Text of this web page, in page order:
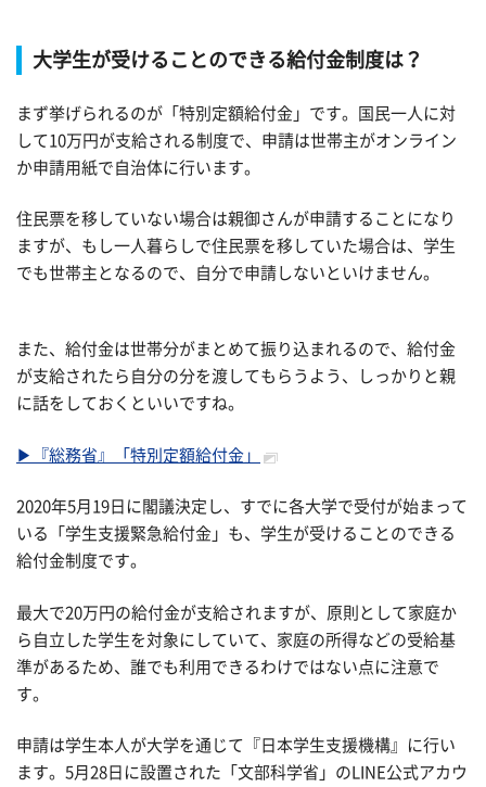
大学生が受けることのできる給付金制度は？
まず挙げられるのが「特別定額給付金」です。国民一人に対
して10万円が支給される制度で、申請は世帯主がオンライン
か申請用紙で自治体に行います。
住民票を移していない場合は親御さんが申請することになり
ますが、もし一人暮らしで住民票を移していた場合は、学生
でも世帯主となるので、自分で申請しないといけません。
また、給付金は世帯分がまとめて振り込まれるので、給付金
が支給されたら自分の分を渡してもらうよう、しっかりと親
に話をしておくといいですね。
▶『総務省』「特別定額給付金」
2020年5月19日に閣議決定し、すでに各大学で受付が始まって
いる「学生支援緊急給付金」も、学生が受けることのできる
給付金制度です。
最大で20万円の給付金が支給されますが、原則として家庭か
ら自立した学生を対象にしていて、家庭の所得などの受給基
準があるため、誰でも利用できるわけではない点に注意で
す。
申請は学生本人が大学を通じて『日本学生支援機構』に行い
ます。5月28日に設置された「文部科学省」のLINE公式アカウ